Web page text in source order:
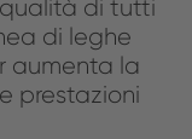
di tutti
di leghe
aumenta la
prestazioni